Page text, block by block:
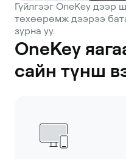
Гүйлгээг OneKey дээр
төхөөрөмж дээрээ
зурна уу.
OneKey
сайн түнш